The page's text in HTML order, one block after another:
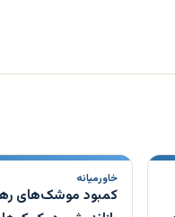
خاورمیانه
کمبود موشک‌های